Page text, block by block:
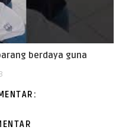
berdaya guna